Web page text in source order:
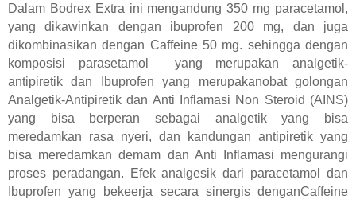
Dalam Bodrex Extra ini mengandung 350 mg paracetamol,
yang dikawinkan dengan ibuprofen 200 mg, dan juga
dikombinasikan dengan Caffeine 50 mg. sehingga dengan
komposisi parasetamol yang merupakan analgetik-
antipiretik dan Ibuprofen yang merupakanobat golongan
Analgetik-Antipiretik dan Anti Inflamasi Non Steroid (AINS)
yang bisa berperan sebagai analgetik yang bisa
meredamkan rasa nyeri, dan kandungan antipiretik yang
bisa meredamkan demam dan Anti Inflamasi mengurangi
proses peradangan. Efek analgesik dari paracetamol dan
Ibuprofen yang bekeerja secara sinergis denganCaffeine